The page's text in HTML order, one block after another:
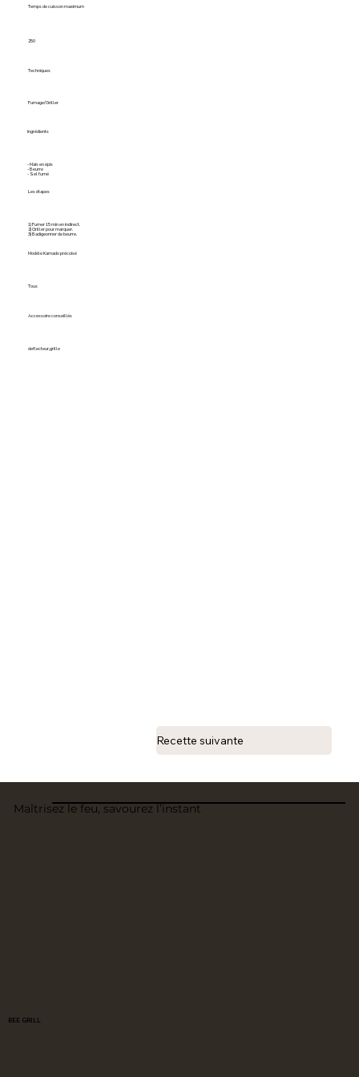
Temps de cuisson maximum
250
Techniques
Fumage/Griller
Ingrédients
- Maïs en épis
- Beurre
- Sel fumé
Les étapes
1) Fumer 15 min en indirect.
2) Griller pour marquer.
3) Badigeonner de beurre.
Modèle Kamado précoisé
Tous
Accessoire conseillés
deflecteur,grille
Recette suivante
Maîtrisez le feu, savourez l’instant
BEE GRILL